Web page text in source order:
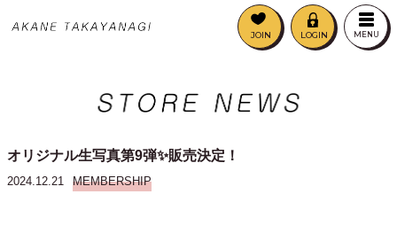
JOIN LOGIN MENU
オリジナル生写真第9弾✨販売決定！
2024.12.21 MEMBERSHIP